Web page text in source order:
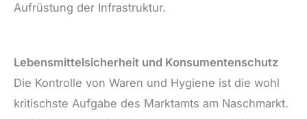
Aufrüstung der Infrastruktur.
Lebensmittelsicherheit und Konsumentenschutz
Die Kontrolle von Waren und Hygiene ist die wohl
kritischste Aufgabe des Marktamts am Naschmarkt.